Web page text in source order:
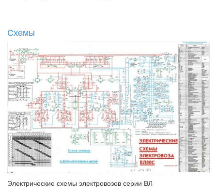
Схемы
Электрические схемы электровозов серии ВЛ